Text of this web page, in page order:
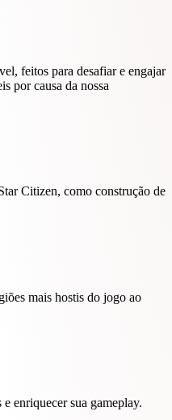
feitos para desafiar e engajar
por causa da nossa
Citizen, como construção de
mais hostis do jogo ao
enriquecer sua gameplay.